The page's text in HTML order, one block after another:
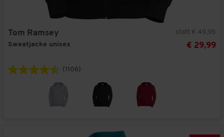
Tom Ramsey
Sweatjacke unisex
statt € 49,95
€ 29,99
(1106)